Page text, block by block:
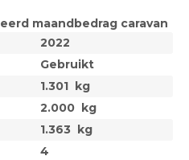
maandbedrag caravan
2022
Gebruikt
1.301 kg
2.000 kg
1.363 kg
4